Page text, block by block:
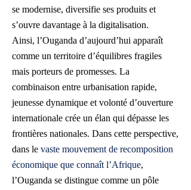
se modernise, diversifie ses produits et
s’ouvre davantage à la digitalisation.
Ainsi, l’Ouganda d’aujourd’hui apparaît
comme un territoire d’équilibres fragiles
mais porteurs de promesses. La
combinaison entre urbanisation rapide,
jeunesse dynamique et volonté d’ouverture
internationale crée un élan qui dépasse les
frontières nationales. Dans cette perspective,
dans le vaste mouvement de recomposition
économique que connaît l’Afrique,
l’Ouganda se distingue comme un pôle